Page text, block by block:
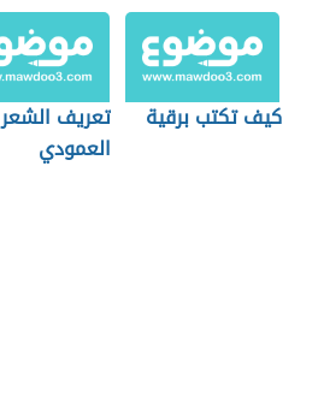
كيف تكتب برقية
تعريف الشعر
العمودي